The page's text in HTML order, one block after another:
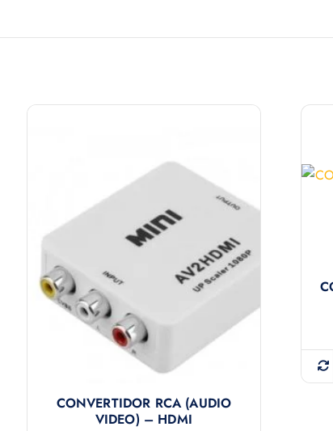
CONVERTIDOR RCA (AUDIO
VIDEO) – HDMI